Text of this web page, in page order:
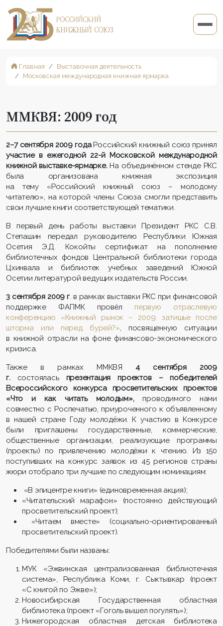
Главная
Выставочная деятельность
Московская международная книжная ярмарка
ММКВЯ: 2009 год
2–7 сентября 2009 годаРоссийский книжный союз принял
участие в ежегодной 22-й Московской международной
книжной выставке-ярмарке.На объединённом стенде РКС
была организована книжная экспозиция
на тему «Российский книжный союз – молодому
читателю», на которой члены Союза смогли представить
свои лучшие книги соответствующей тематики.
В первый день работы выставки
Президент РКС С.В.
Степашин передал руководителю Республики Южная
Осетия Э.Д. Кокойты сертификат на пополнение
библиотечных фондов Центральной библиотеки города
Цхинвала и библиотек учебных заведений Южной
Осетии литературой ведущих издательств России.
3 сентября 2009 г. в рамках выставки РКС при финансовой
поддержке ФАПМК провёл первую отраслевую
конференцию «Книжный рынок – 2009: затишье после
шторма или перед бурей?»,
посвященную ситуации
в книжной отрасли на фоне финансово-экономического
кризиса.
Также в рамках ММКВЯ 4 сентября 2009
г.состоялась презентация проектов – победителей
Всероссийского конкурса просветительских проектов
«Что и как читать молодым»,проводимого нами
совместно с Роспечатью, приуроченного к объявленному
в нашей стране Году молодёжи. К участию в Конкурсе
были приглашены государственные, коммерческие,
общественные организации, реализующие программы
(проекты) по привлечению молодёжи к чтению. Из 150
поступивших на конкурс заявок из 45 регионов страны
жюри отобрало три лучшие по следующим номинациям:
«В эпицентре книги» (единовременная акция);
«Читательский марафон» (постоянно действующий
просветительский проект);
«Читаем вместе» (социально-ориентированный
просветительский проект).
Победителями были названы:
МУК «Эжвинская централизованная библиотечная
система», Республика Коми, г. Сыктывкар (проект
«С книгой по Эжве»);
Новосибирская Государственная областная
библиотека (проект «Гоголь вышел погулять»);
Нижегородская областная детская библиотека